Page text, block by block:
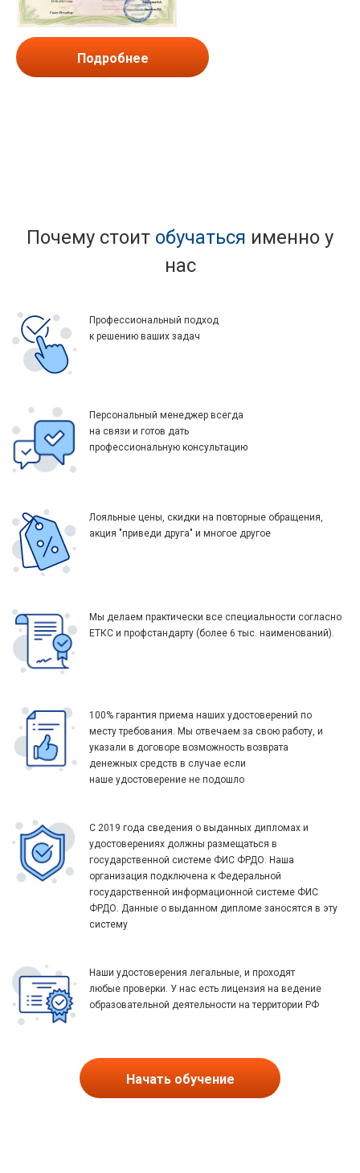
Подробнее
Почему стоит обучаться именно у
нас
Профессиональный подход
к решению ваших задач
Персональный менеджер всегда
на связи и готов дать
профессиональную консультацию
Лояльные цены, скидки на повторные обращения,
акция "приведи друга" и многое другое
Мы делаем практически все специальности согласно
ЕТКС и профстандарту (более 6 тыс. наименований).
100% гарантия приема наших удостоверений по
месту требования. Мы отвечаем за свою работу, и
указали в договоре возможность возврата
денежных средств в случае если
наше удостоверение не подошло
С 2019 года сведения о выданных дипломах и
удостоверениях должны размещаться в
государственной системе ФИС ФРДО. Наша
организация подключена к Федеральной
государственной информационной системе ФИС
ФРДО. Данные о выданном дипломе заносятся в эту
систему
Наши удостоверения легальные, и проходят
любые проверки. У нас есть лицензия на ведение
образовательной деятельности на территории РФ
Начать обучение